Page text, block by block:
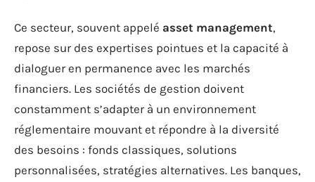
Ce secteur, souvent appelé asset management,
repose sur des expertises pointues et la capacité à
dialoguer en permanence avec les marchés
financiers. Les sociétés de gestion doivent
constamment s’adapter à un environnement
réglementaire mouvant et répondre à la diversité
des besoins : fonds classiques, solutions
personnalisées, stratégies alternatives. Les banques,